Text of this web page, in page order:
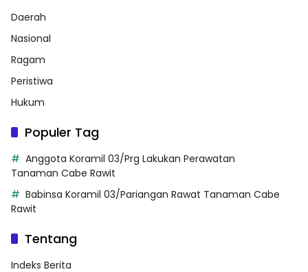
Daerah
Nasional
Ragam
Peristiwa
Hukum
Populer Tag
Anggota Koramil 03/Prg Lakukan Perawatan
Tanaman Cabe Rawit
Babinsa Koramil 03/Pariangan Rawat Tanaman Cabe
Rawit
Tentang
Indeks Berita